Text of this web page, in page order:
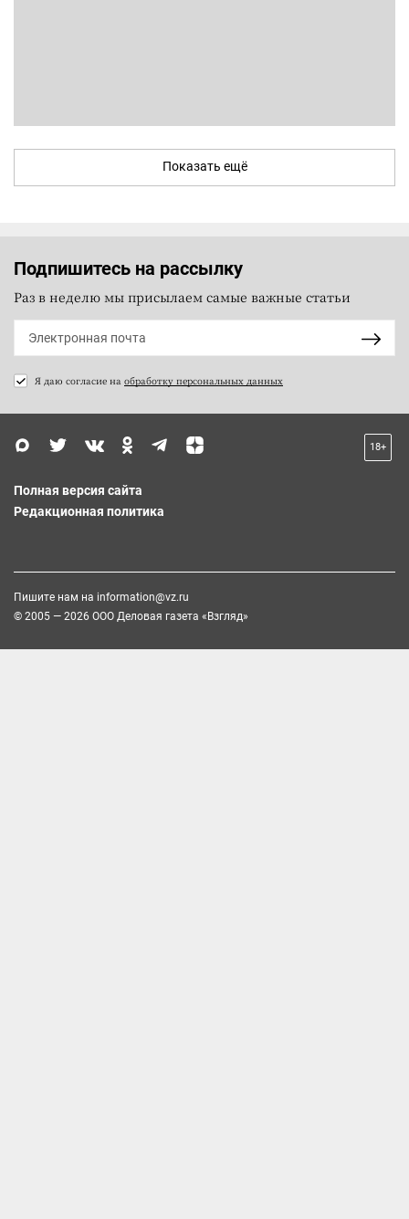
Показать ещё
Подпишитесь на рассылку
Раз в неделю мы присылаем самые важные статьи
Я даю согласие на обработку персональных данных
18+
Полная версия сайта
Редакционная политика
Пишите нам на information@vz.ru
© 2005 — 2026 ООО Деловая газета «Взгляд»